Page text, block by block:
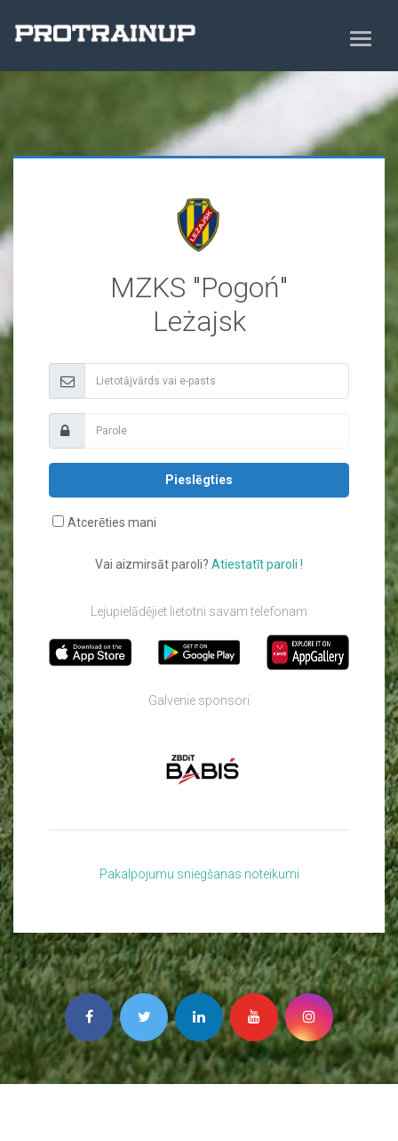
MZKS "Pogoń"
Leżajsk
Pieslēgties
Atcerēties mani
Vai aizmirsāt paroli? Atiestatīt paroli !
Lejupielādējiet lietotni savam telefonam
Galvenie sponsori
Pakalpojumu sniegšanas noteikumi